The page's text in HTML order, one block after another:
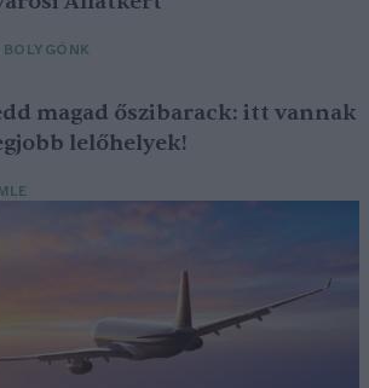
BOLYGÓNK
magad őszibarack: itt vannak
lelőhelyek!